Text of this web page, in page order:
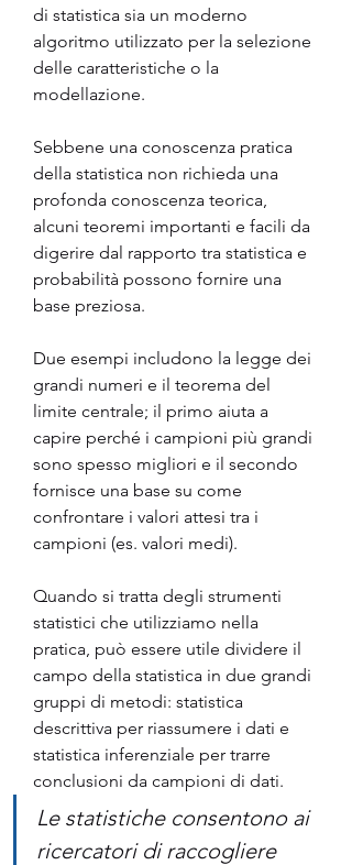
di statistica sia un moderno
algoritmo utilizzato per la selezione
delle caratteristiche o la
modellazione.
Sebbene una conoscenza pratica
della statistica non richieda una
profonda conoscenza teorica,
alcuni teoremi importanti e facili da
digerire dal rapporto tra statistica e
probabilità possono fornire una
base preziosa.
Due esempi includono la legge dei
grandi numeri e il teorema del
limite centrale; il primo aiuta a
capire perché i campioni più grandi
sono spesso migliori e il secondo
fornisce una base su come
confrontare i valori attesi tra i
campioni (es. valori medi).
Quando si tratta degli strumenti
statistici che utilizziamo nella
pratica, può essere utile dividere il
campo della statistica in due grandi
gruppi di metodi: statistica
descrittiva per riassumere i dati e
statistica inferenziale per trarre
conclusioni da campioni di dati.
Le statistiche consentono ai
ricercatori di raccogliere